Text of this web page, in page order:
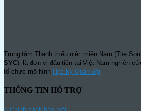
Trung tâm Thanh thiếu niên miền Nam (The
SYC) là đơn vị đầu tiên tại Việt Nam nghiên
tổ chức mô hình Học kỳ Quân đội
THÔNG TIN HỖ TRỢ
> Chính sách bảo mật